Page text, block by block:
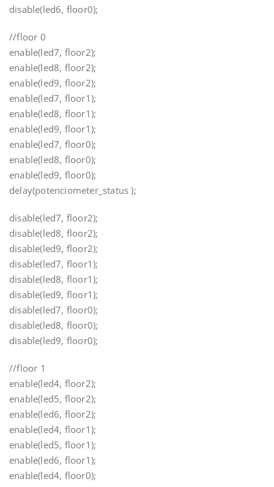
disable(led6, floor0);
//floor 0
enable(led7, floor2);
enable(led8, floor2);
enable(led9, floor2);
enable(led7, floor1);
enable(led8, floor1);
enable(led9, floor1);
enable(led7, floor0);
enable(led8, floor0);
enable(led9, floor0);
delay(potenciometer_status );
disable(led7, floor2);
disable(led8, floor2);
disable(led9, floor2);
disable(led7, floor1);
disable(led8, floor1);
disable(led9, floor1);
disable(led7, floor0);
disable(led8, floor0);
disable(led9, floor0);
//floor 1
enable(led4, floor2);
enable(led5, floor2);
enable(led6, floor2);
enable(led4, floor1);
enable(led5, floor1);
enable(led6, floor1);
enable(led4, floor0);